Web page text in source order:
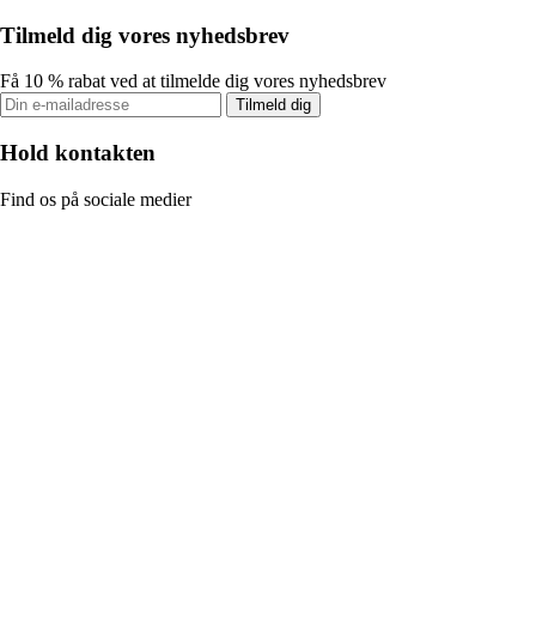
Tilmeld dig vores nyhedsbrev
Få 10 % rabat ved at tilmelde dig vores nyhedsbrev
Tilmeld dig
Hold kontakten
Find os på sociale medier